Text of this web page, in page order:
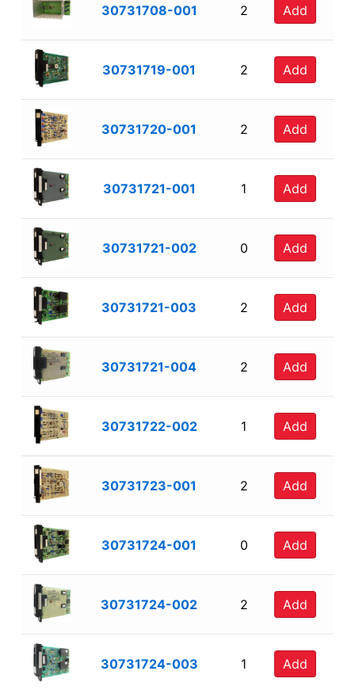
30731708-001 2 Add
30731719-001 2 Add
30731720-001 2 Add
30731721-001 1 Add
30731721-002 0 Add
30731721-003 2 Add
30731721-004 2 Add
30731722-002 1 Add
30731723-001 2 Add
30731724-001 0 Add
30731724-002 2 Add
30731724-003 1 Add